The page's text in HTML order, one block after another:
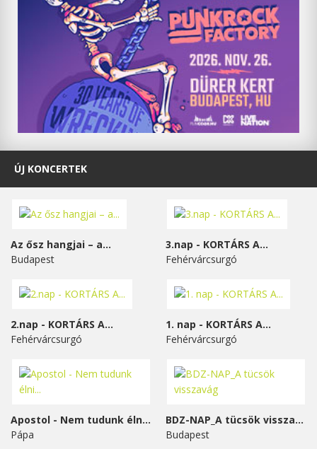
ÚJ KONCERTEK
Az ősz hangjai – a...
Budapest
3.nap - KORTÁRS A...
Fehérvárcsurgó
2.nap - KORTÁRS A...
Fehérvárcsurgó
1. nap - KORTÁRS A...
Fehérvárcsurgó
Apostol - Nem tudunk élni...
Pápa
BDZ-NAP_A tücsök visszavág
Budapest